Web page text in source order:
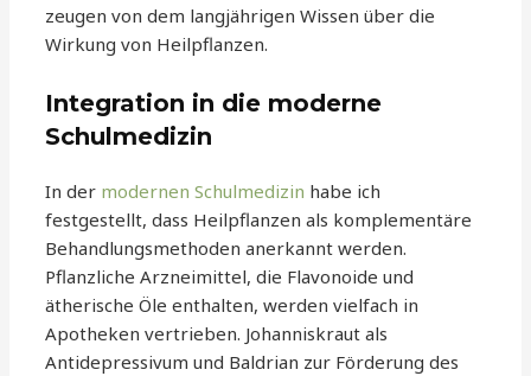
zeugen von dem langjährigen Wissen über die
Wirkung von Heilpflanzen.
Integration in die moderne
Schulmedizin
In der modernen Schulmedizin habe ich
festgestellt, dass Heilpflanzen als komplementäre
Behandlungsmethoden anerkannt werden.
Pflanzliche Arzneimittel, die Flavonoide und
ätherische Öle enthalten, werden vielfach in
Apotheken vertrieben. Johanniskraut als
Antidepressivum und Baldrian zur Förderung des